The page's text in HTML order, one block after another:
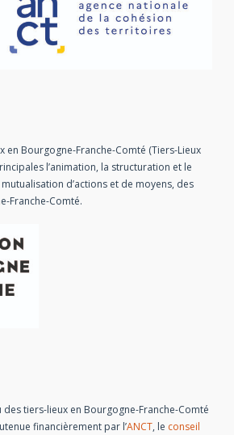
en Bourgogne-Franche-Comté (Tiers-Lieux
l’animation, la structuration et le
d’actions et de moyens, des
Franche-Comté.
des tiers-lieux en Bourgogne-Franche-Comté
financièrement par l’ANCT, le conseil